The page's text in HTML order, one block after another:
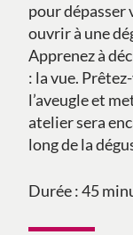
pour dépasser
ouvrir à une
Apprenez à
: la vue.
l’aveugle et
atelier sera
long de la
Durée : 45